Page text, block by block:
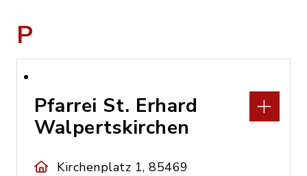
P
Pfarrei St. Erhard
Walpertskirchen
Kirchenplatz 1, 85469